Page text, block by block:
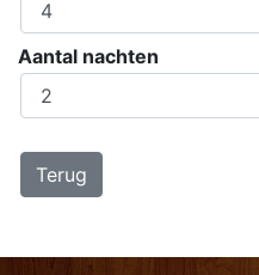
Aantal nachten
Terug